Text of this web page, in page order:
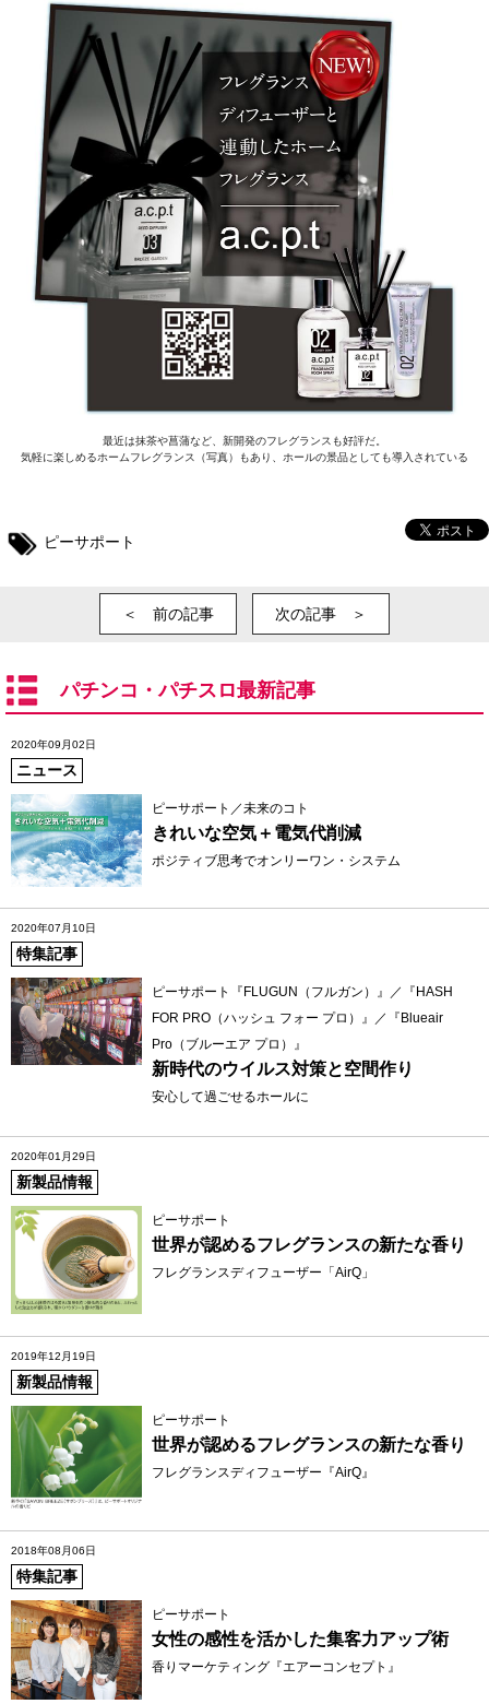
最近は抹茶や菖蒲など、新開発のフレグランスも好評だ。
気軽に楽しめるホームフレグランス（写真）もあり、ホールの景品としても導入されている
ピーサポート
＜ 前の記事 次の記事 ＞
パチンコ・パチスロ最新記事
2020年09月02日
ニュース
ピーサポート／未来のコト
きれいな空気＋電気代削減
ポジティブ思考でオンリーワン・システム
2020年07月10日
特集記事
ピーサポート『FLUGUN（フルガン）』／『HASH
FOR PRO（ハッシュ フォー プロ）』／『Blueair
Pro（ブルーエア プロ）』
新時代のウイルス対策と空間作り
安心して過ごせるホールに
2020年01月29日
新製品情報
ピーサポート
世界が認めるフレグランスの新たな香り
フレグランスディフューザー「AirQ」
2019年12月19日
新製品情報
ピーサポート
世界が認めるフレグランスの新たな香り
フレグランスディフューザー『AirQ』
2018年08月06日
特集記事
ピーサポート
女性の感性を活かした集客力アップ術
香りマーケティング『エアーコンセプト』